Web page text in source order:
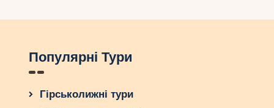
Популярні Тури
Гірськолижні тури